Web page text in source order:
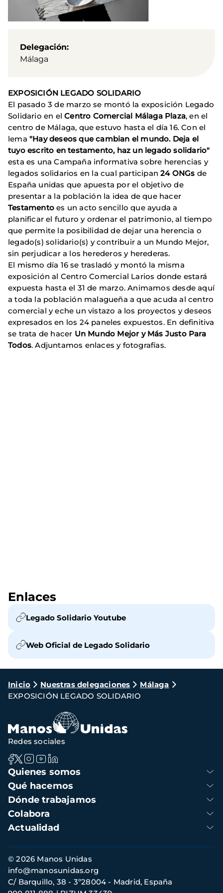
Delegación
Málaga
EXPOSICIÓN LEGADO SOLIDARIO
El pasado 3 de marzo se montó la exposición Legado
Solidario en elCentro Comercial Málaga Plaza, en el
centro de Málaga, que estuvo hasta el día 16. Con el
lema "Hay deseos que cambian el mundo. Deja el
tuyo escrito en testamento, haz un legado solidario"
esta es unaCampaña informativa sobre herencias y
legados solidarios en la cual participan24 ONGs de
España unidas que apuesta por el objetivo de
presentar a la población la idea de que hacer
Testamento es un acto sencillo que ayuda a
planificar el futuro y ordenar el patrimonio, al tiempo
que permite la posibilidad de dejar una herencia o
legado(s) solidario(s) y contribuir a un Mundo Mejor,
sin perjudicar a los herederos y herederas.
El mismo día 16 se trasladó y montó la misma
exposición al Centro Comercial Larios donde estará
expuesta hasta el 31 de marzo. Animamos desde aquí
a toda la población malagueña a que acuda al centro
comercial y eche un vistazo a los proyectos y deseos
expresados en los 24 paneles expuestos. En definitiva
se trata de hacer Un Mundo Mejor y Más Justo Para
Todos. Adjuntamos enlaces y fotografías.
Enlaces
Legado Solidario Youtube
Web Oficial de Legado Solidario
Ruta
de
navegación
Inicio Nuestras delegaciones
Málaga
EXPOSICIÓN LEGADO SOLIDARIO
Navegación
principal
Quienes somos
Qué hacemos
Dónde trabajamos
Colabora
Actualidad
Redes sociales
Información
de
contacto
© 2026 Manos Unidas
C/ Barquillo, 38 - 3º28004 - Madrid, España
info@manosunidas.org